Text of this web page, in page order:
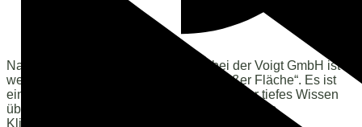
Naturschutz und Landschaftspflege bei der Voigt GmbH ist
weit mehr als nur „Rasenmähen auf großer Fläche“. Es ist
ein
, der tiefes Wissen
über lokale Ökosysteme erfordert. In Zeiten des
Klimawandels und des Artensterbens gewinnen